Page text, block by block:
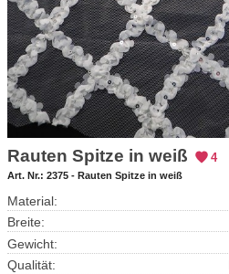
Rauten Spitze in weiß 4
Art. Nr.: 2375 - Rauten Spitze in weiß
Material:
Breite:
Gewicht:
Qualität: